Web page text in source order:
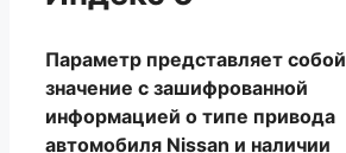
Параметр представляет собой
значение с зашифрованной
информацией о типе привода
автомобиля Nissan и наличии